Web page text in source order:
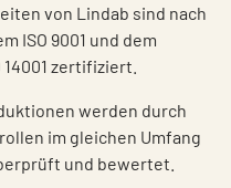
von Lindab sind nach
ISO 9001 und dem
zertifiziert.
werden durch
im gleichen Umfang
und bewertet.